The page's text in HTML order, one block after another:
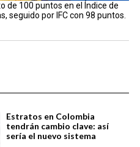
de 100 puntos en el Índice de
seguido por IFC con 98 puntos.
Estratos en Colombia
tendrán cambio clave: así
sería el nuevo sistema